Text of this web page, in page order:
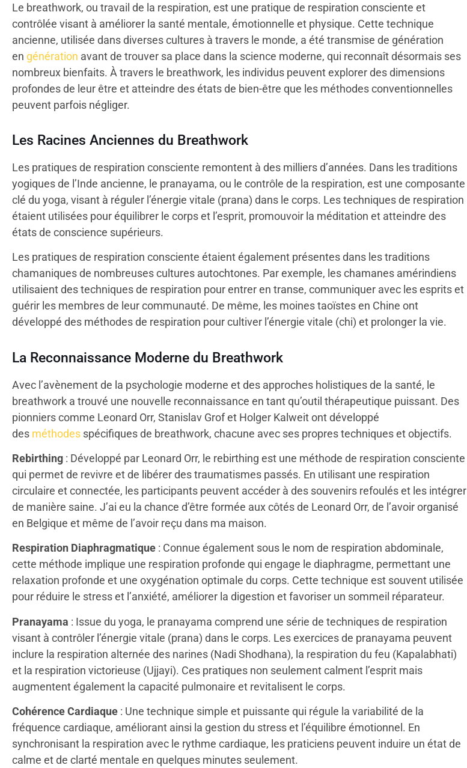
Le breathwork, ou travail de la respiration, est une pratique de respiration consciente et
contrôlée visant à améliorer la santé mentale, émotionnelle et physique. Cette technique
ancienne, utilisée dans diverses cultures à travers le monde, a été transmise de génération
en génération avant de trouver sa place dans la science moderne, qui reconnaît désormais ses
nombreux bienfaits. À travers le breathwork, les individus peuvent explorer des dimensions
profondes de leur être et atteindre des états de bien-être que les méthodes conventionnelles
peuvent parfois négliger.
Les Racines Anciennes du Breathwork
Les pratiques de respiration consciente remontent à des milliers d’années. Dans les traditions
yogiques de l’Inde ancienne, le pranayama, ou le contrôle de la respiration, est une composante
clé du yoga, visant à réguler l’énergie vitale (prana) dans le corps. Les techniques de respiration
étaient utilisées pour équilibrer le corps et l’esprit, promouvoir la méditation et atteindre des
états de conscience supérieurs.
Les pratiques de respiration consciente étaient également présentes dans les traditions
chamaniques de nombreuses cultures autochtones. Par exemple, les chamanes amérindiens
utilisaient des techniques de respiration pour entrer en transe, communiquer avec les esprits et
guérir les membres de leur communauté. De même, les moines taoïstes en Chine ont
développé des méthodes de respiration pour cultiver l’énergie vitale (chi) et prolonger la vie.
La Reconnaissance Moderne du Breathwork
Avec l’avènement de la psychologie moderne et des approches holistiques de la santé, le
breathwork a trouvé une nouvelle reconnaissance en tant qu’outil thérapeutique puissant. Des
pionniers comme Leonard Orr, Stanislav Grof et Holger Kalweit ont développé
des méthodes spécifiques de breathwork, chacune avec ses propres techniques et objectifs.
Rebirthing : Développé par Leonard Orr, le rebirthing est une méthode de respiration consciente
qui permet de revivre et de libérer des traumatismes passés. En utilisant une respiration
circulaire et connectée, les participants peuvent accéder à des souvenirs refoulés et les intégrer
de manière saine. J’ai eu la chance d’être formée aux côtés de Leonard Orr, de l’avoir organisé
en Belgique et même de l’avoir reçu dans ma maison.
Respiration Diaphragmatique : Connue également sous le nom de respiration abdominale,
cette méthode implique une respiration profonde qui engage le diaphragme, permettant une
relaxation profonde et une oxygénation optimale du corps. Cette technique est souvent utilisée
pour réduire le stress et l’anxiété, améliorer la digestion et favoriser un sommeil réparateur.
Pranayama : Issue du yoga, le pranayama comprend une série de techniques de respiration
visant à contrôler l’énergie vitale (prana) dans le corps. Les exercices de pranayama peuvent
inclure la respiration alternée des narines (Nadi Shodhana), la respiration du feu (Kapalabhati)
et la respiration victorieuse (Ujjayi). Ces pratiques non seulement calment l’esprit mais
augmentent également la capacité pulmonaire et revitalisent le corps.
Cohérence Cardiaque : Une technique simple et puissante qui régule la variabilité de la
fréquence cardiaque, améliorant ainsi la gestion du stress et l’équilibre émotionnel. En
synchronisant la respiration avec le rythme cardiaque, les praticiens peuvent induire un état de
calme et de clarté mentale en quelques minutes seulement.